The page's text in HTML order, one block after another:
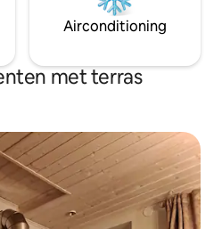
Airconditioning
met terras